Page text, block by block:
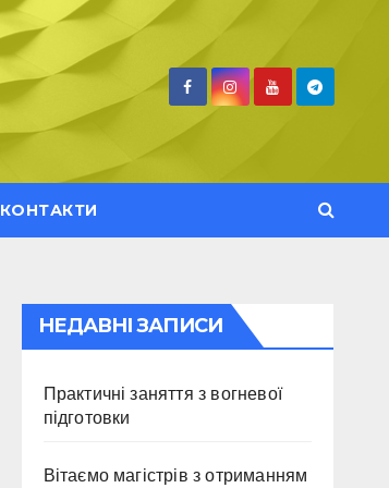
КОНТАКТИ
НЕДАВНІ ЗАПИСИ
Практичні заняття з вогневої
підготовки
Вітаємо магістрів з отриманням